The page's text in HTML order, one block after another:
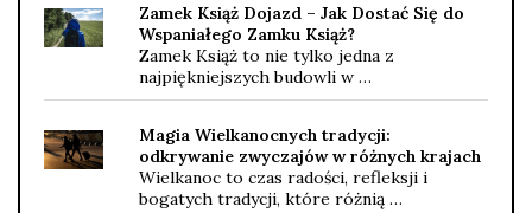
Zamek Książ Dojazd – Jak Dostać Się do
Wspaniałego Zamku Książ?
Zamek Książ to nie tylko jedna z
najpiękniejszych budowli w …
Magia Wielkanocnych tradycji:
odkrywanie zwyczajów w różnych krajach
Wielkanoc to czas radości, refleksji i
bogatych tradycji, które różnią …